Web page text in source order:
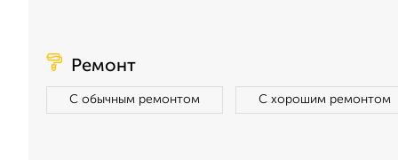
Ремонт
С обычным ремонтом С хорошим ремонтом